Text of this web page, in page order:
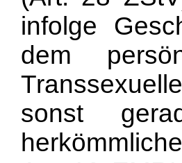
infolge
dem
sonst